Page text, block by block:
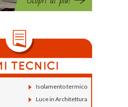
Isolamento termico
Luce in Architettura